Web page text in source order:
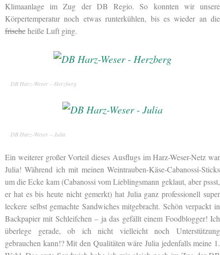
Klimaanlage im Zug der DB Regio. So konnten wir unsere
Körpertemperatur noch etwas runterkühlen, bis es wieder an die
frischeheiße Luft ging.
DB Harz-Weser – Herzberg
DB Harz-Weser – Julia
Ein weiterer großer Vorteil dieses Ausflugs im Harz-Weser-Netz war
Julia! Während ich mit meinen Weintrauben-Käse-Cabanossi-Sticks
um die Ecke kam (Cabanossi vom Lieblingsmann geklaut, aber pssst,
er hat es bis heute nicht gemerkt) hat Julia ganz professionell super
leckere selbst gemachte Sandwiches mitgebracht. Schön verpackt in
Backpapier mit Schleifchen – ja das gefällt einem Foodblogger! Ich
überlege gerade, ob ich nicht vielleicht noch Unterstützung
gebrauchen kann!? Mit den Qualitäten wäre Julia jedenfalls meine 1.